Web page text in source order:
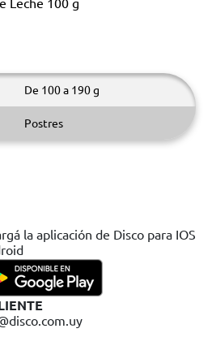
De 100 a 190 g
Postres
la aplicación de Disco para IOS